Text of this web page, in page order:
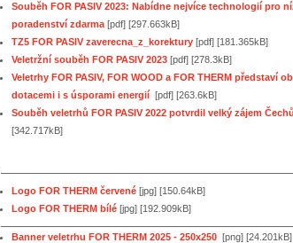
Souběh FOR PASIV 2023: Nabídne nejvíce technologií pro
poradenství zdarma [pdf] [297.663kB]
TZ5 FOR PASIV zaverecna_z_korektury [pdf] [181.365kB]
Veletržní souběh FOR PASIV 2023 [pdf] [278.3kB]
Veletrhy FOR PASIV, FOR WOOD a FOR THERM představí
dotacemi i s úsporami energií [pdf] [263.6kB]
Souběh veletrhů FOR PASIV 2022 potvrdil velký zájem
[342.717kB]
Logo FOR THERM červené [jpg] [150.64kB]
Logo FOR THERM bílé [jpg] [192.909kB]
Banner veletrhu FOR THERM 2025 - 250x250 [png] [24.201kB]